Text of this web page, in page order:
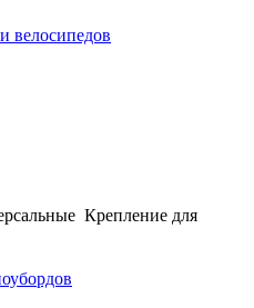
велосипедов
Крепление для